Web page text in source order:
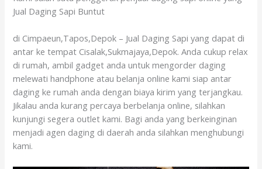
Jual Daging Sapi Buntut
di Cimpaeun,Tapos,Depok – Jual Daging Sapi yang dapat di
antar ke tempat Cisalak,Sukmajaya,Depok. Anda cukup relax
di rumah, ambil gadget anda untuk mengorder daging
melewati handphone atau belanja online kami siap antar
daging ke rumah anda dengan biaya kirim yang terjangkau.
Jikalau anda kurang percaya berbelanja online, silahkan
kunjungi segera outlet kami. Bagi anda yang berkeinginan
menjadi agen daging di daerah anda silahkan menghubungi
kami.